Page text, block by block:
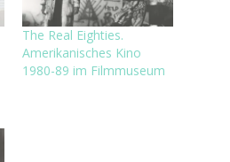
The Real Eighties.
Amerikanisches Kino
1980-89 im Filmmuseum